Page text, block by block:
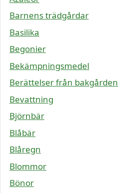
Barnens trädgårdar
Basilika
Begonier
Bekämpningsmedel
Berättelser från bakgården
Bevattning
Björnbär
Blåbär
Blåregn
Blommor
Bönor